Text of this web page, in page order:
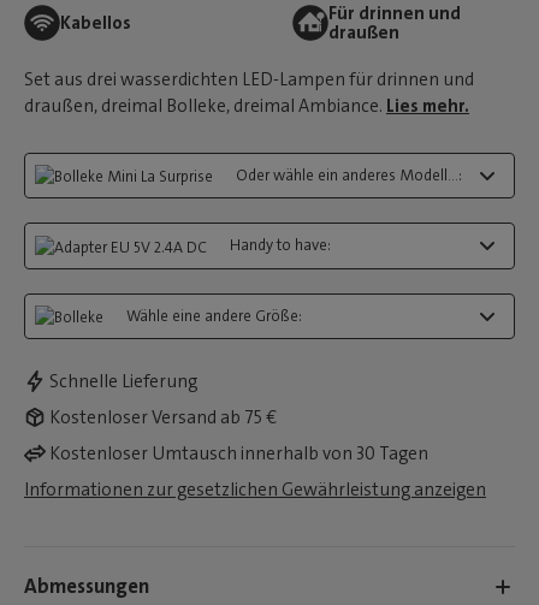
Kabellos
Für drinnen und
draußen
Set aus drei wasserdichten LED-Lampen für drinnen und
draußen, dreimal Bolleke, dreimal Ambiance. Lies mehr.
Oder wähle ein anderes Modell...:
Handy to have:
Wähle eine andere Größe:
Schnelle Lieferung
Kostenloser Versand ab 75 €
Kostenloser Umtausch innerhalb von 30 Tagen
Informationen zur gesetzlichen Gewährleistung anzeigen
Abmessungen